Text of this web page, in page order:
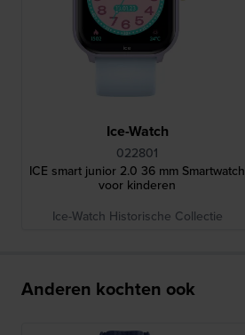
Ice-Watch
022801
ICE smart junior 2.0 36 mm Smartwatch
voor kinderen
Ice-Watch Historische Collectie
Anderen kochten ook